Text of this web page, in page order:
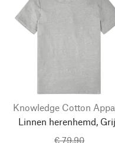
Knowledge Cotton
Linnen herenhemd,
€ 79,90